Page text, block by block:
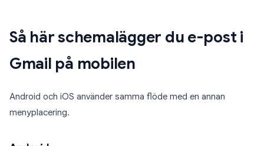
Så här schemalägger du e-post i
Gmail på mobilen
Android och iOS använder samma flöde med en annan
menyplacering.